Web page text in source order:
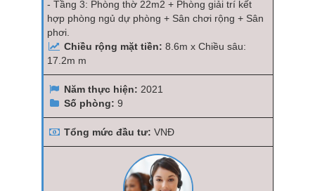
- Tầng 3: Phòng thờ 22m2 + Phòng giải trí kết
hợp phòng ngủ dự phòng + Sân chơi rộng + Sân
phơi.
Chiều rộng mặt tiền: 8.6m x Chiều sâu:
17.2m m
Năm thực hiện: 2021
Số phòng: 9
Tổng mức đầu tư: VNĐ